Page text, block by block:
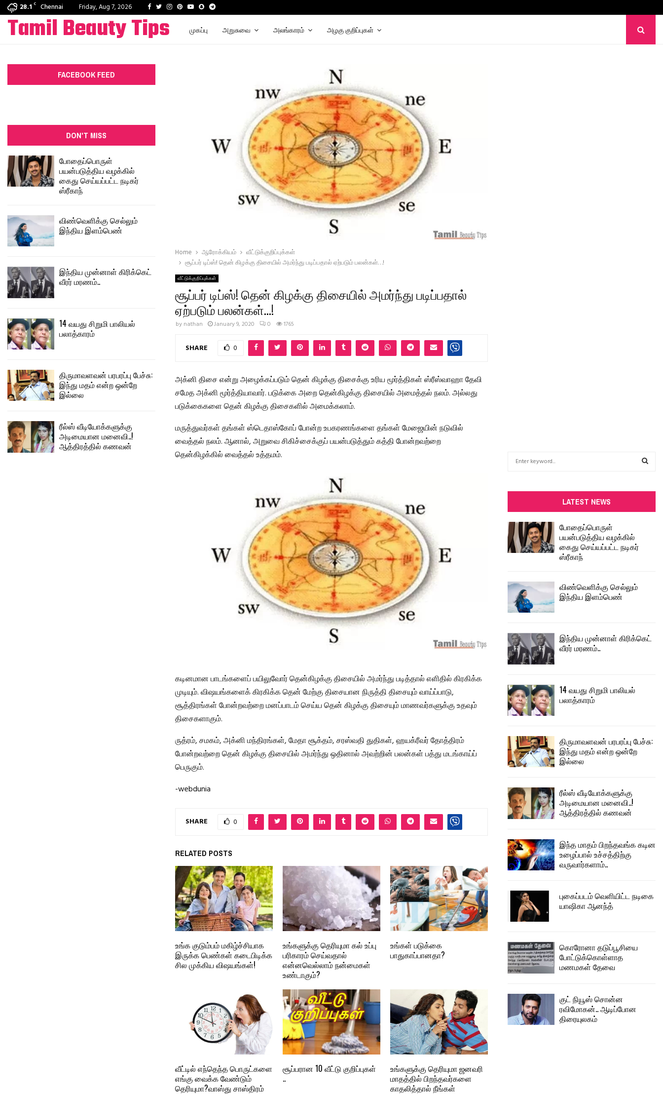
28.1 C Chennai Friday, Aug 7, 2026 Facebook
TwitterInstagram
PinterestYoutube
SnapchatTelegram
Tamil Beauty Tips முகப்பு அறுசுவை அலங்காரம் அழகு குறிப்புகள்
Home ஆரோக்கியம்
வீட்டுக்குறிப்புக்கள்
சூப்பர் டிப்ஸ்! தென் கிழக்கு திசையில் அமர்ந்து படிப்பதால் ஏற்படும் பலன்கள்…!
வீட்டுக்குறிப்புக்கள்
சூப்பர் டிப்ஸ்! தென் கிழக்கு திசையில் அமர்ந்து படிப்பதால்
ஏற்படும் பலன்கள்…!
by nathan January 9, 2020 0 1765
SHARE 0
அக்னி திசை என்று அழைக்கப்படும் தென் கிழக்கு திசைக்கு உரிய மூர்த்திகள் ஸ்ரீஸ்வாஹா தேவி
சமேத அக்னி மூர்த்தியாவார். படுக்கை அறை தென்கிழக்கு திசையில் அமைத்தல் நலம். அல்லது
படுக்கைகளை தென் கிழக்கு திசைகளில் அமைக்கலாம்.
மருத்துவர்கள் தங்கள் ஸ்டெதாஸ்கோப் போன்ற உபகரணங்களை தங்கள் மேஜையின் நடுவில்
வைத்தல் நலம். ஆனால், அறுவை சிகிச்சைக்குப் பயன்படுத்தும் கத்தி போன்றவற்றை
தென்கிழக்கில் வைத்தல் உத்தமம்.
கடினமான பாடங்களைப் பயிலுவோர் தென்கிழக்கு திசையில் அமர்ந்து படித்தால் எளிதில் கிரகிக்க
முடியும். விஷயங்களைக் கிரகிக்க தென் மேற்கு திசையான நிருத்தி திசையும் வாய்ப்பாடு,
சூத்திரங்கள் போன்றவற்றை மனப்பாடம் செய்ய தென் கிழக்கு திசையும் மாணவர்களுக்கு உதவும்
திசைகளாகும்.
ருத்ரம், சமகம், அக்னி மந்திரங்கள், மேதா சூக்தம், சரஸ்வதி துதிகள், ஹயக்ரீவர் தோத்திரம்
போன்றவற்றை தென் கிழக்கு திசையில் அமர்ந்து ஒதினால் அவற்றின் பலன்கள் பத்து மடங்காய்ப்
பெருகும்.
-webdunia
SHARE 0
RELATED POSTS
உங்க குடும்பம் மகிழ்ச்சியாக
இருக்க பெண்கள் கடைபிடிக்க
சில முக்கிய விஷயங்கள்!
உங்களுக்கு தெரியுமா கல் உப்பு
பரிகாரம் செய்வதால்
என்னவெல்லாம் நன்மைகள்
உண்டாகும்?
உங்கள் படுக்கை
பாதுகாப்பானதா?
வீட்டில் எந்தெந்த பொருட்களை
எங்கு வைக்க வேண்டும்
தெரியுமா?வாஸ்து சாஸ்திரம்
சூப்பரான 10 வீட்டு குறிப்புகள்
..
உங்களுக்கு தெரியுமா ஜனவரி
மாதத்தில் பிறந்தவர்களை
காதலித்தால் நீங்கள்
FACEBOOK FEED
DON'T MISS
போதைப்பொருள்
பயன்படுத்திய வழக்கில்
கைது செய்யப்பட்ட நடிகர்
ஸ்ரீகாந்
விண்வெளிக்கு செல்லும்
இந்திய இளம்பெண்
இந்திய முன்னாள் கிரிக்கெட்
வீரர் மரணம்..
14 வயது சிறுமி பாலியல்
பலாத்காரம்
திருமாவளவன் பரபரப்பு பேச்சு:
இந்து மதம் என்ற ஒன்றே
இல்லை
ரீல்ஸ் வீடியோக்களுக்கு
அடிமையான மனைவி..!
ஆத்திரத்தில் கணவன்
f
o
r
:
LATEST NEWS
போதைப்பொருள்
பயன்படுத்திய வழக்கில்
கைது செய்யப்பட்ட நடிகர்
ஸ்ரீகாந்
விண்வெளிக்கு செல்லும்
இந்திய இளம்பெண்
இந்திய முன்னாள் கிரிக்கெட்
வீரர் மரணம்..
14 வயது சிறுமி பாலியல்
பலாத்காரம்
திருமாவளவன் பரபரப்பு பேச்சு:
இந்து மதம் என்ற ஒன்றே
இல்லை
ரீல்ஸ் வீடியோக்களுக்கு
அடிமையான மனைவி..!
ஆத்திரத்தில் கணவன்
இந்த மாதம் பிறந்தவங்க கடின
உழைப்பால் உச்சத்திற்கு
வருவார்களாம்..
புகைப்படம் வெளியிட்ட நடிகை
யாஷிகா ஆனந்த்
கொரோனா தடுப்பூசியை
போட்டுக்கொள்ளாத
மணமகள் தேவை
குட் நியூஸ் சொன்ன
ரவிமோகன்.. ஆடிப்போன
திரையுலகம்